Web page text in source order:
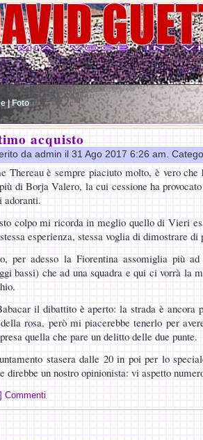
| Foto
acquisto
da admin il 31 Ago 2017 6:26 am.
Thereau è sempre piaciuto molto, è vero che
di Borja Valero, la cui cessione ha
adoranti.
colpo mi ricorda in meglio quello di Vieri
esperienza, stessa voglia di dimostrare
per adesso la Fiorentina assomiglia più
bassi) che ad una squadra e qui ci vorrà la
il dibattito è aperto: la strada è ancora
rosa, però mi piacerebbe tenerlo per
quella che pare un delitto delle due punte.
stasera dalle 20 in poi per lo
direbbe un nostro opinionista: vi aspetto
Commenti